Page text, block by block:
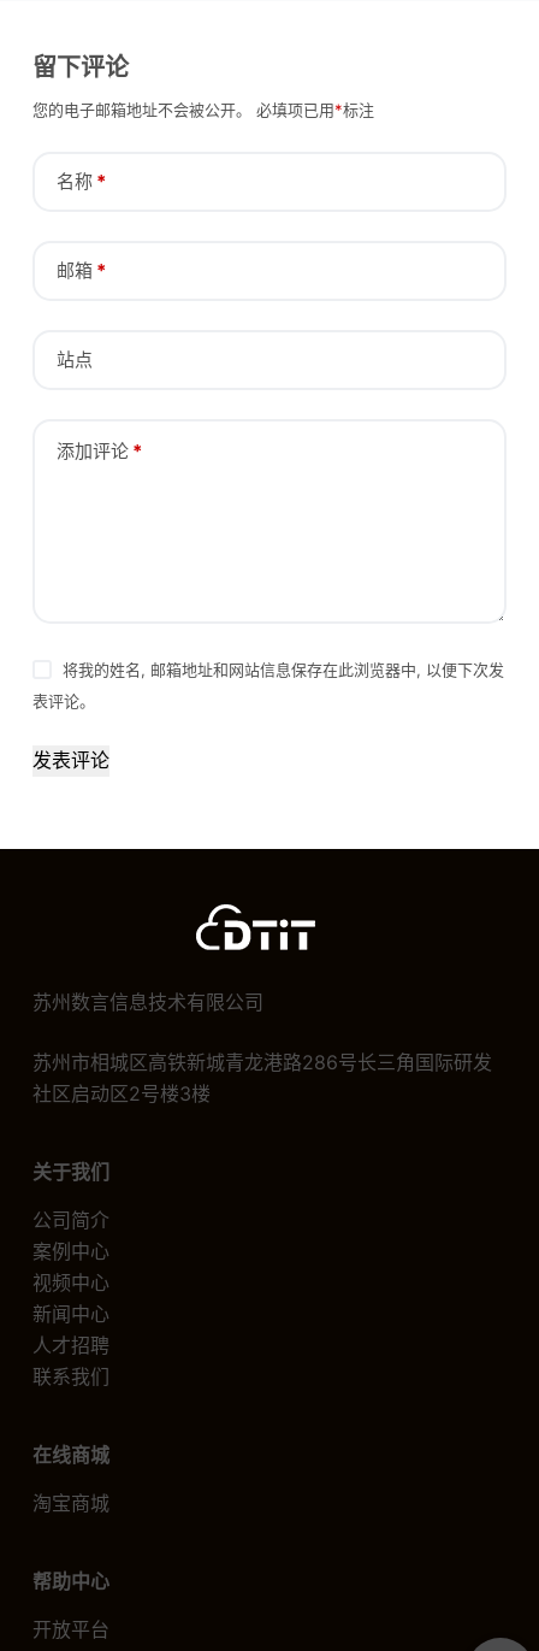
留下评论
您的电子邮箱地址不会被公开。 必填项已用*标注
名称*
邮箱*
站点
添加评论*
将我的姓名, 邮箱地址和网站信息保存在此浏览器中, 以便下次发
表评论。
发表评论
苏州数言信息技术有限公司
苏州市相城区高铁新城青龙港路286号长三角国际研发
社区启动区2号楼3楼
关于我们
公司简介
案例中心
视频中心
新闻中心
人才招聘
联系我们
在线商城
淘宝商城
帮助中心
开放平台